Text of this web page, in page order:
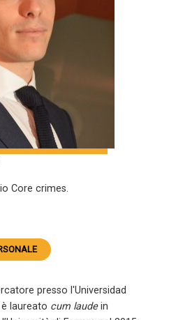
Core crimes.
presso l'Universidad
laureato cum laude in